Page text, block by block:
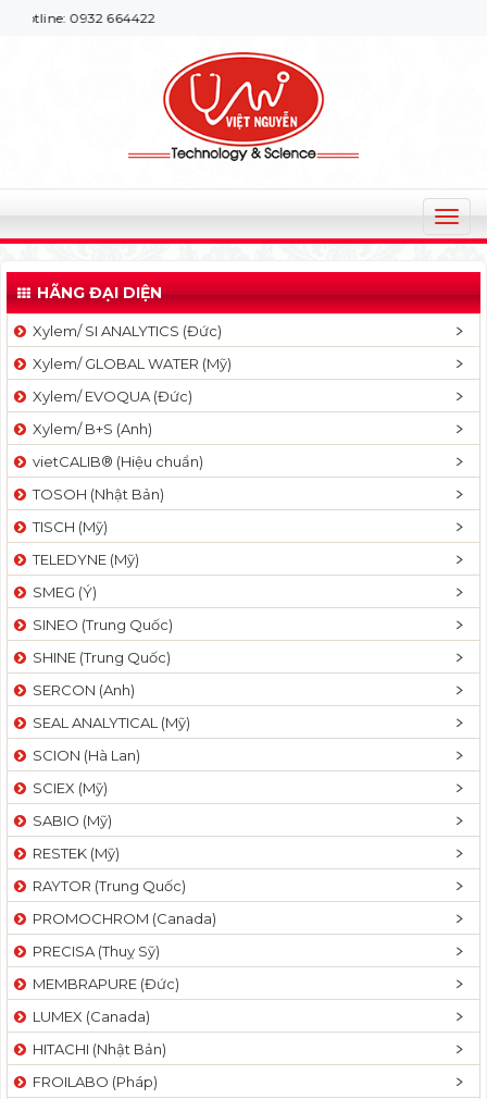
664422
T
o
g
l
v
a
t
n
HÃNG ĐẠI DIỆN
Xylem/ SI ANALYTICS (Đức)
Xylem/ GLOBAL WATER (Mỹ)
Xylem/ EVOQUA (Đức)
Xylem/ B+S (Anh)
vietCALIB® (Hiệu chuẩn)
TOSOH (Nhật Bản)
TISCH (Mỹ)
TELEDYNE (Mỹ)
SMEG (Ý)
SINEO (Trung Quốc)
SHINE (Trung Quốc)
SERCON (Anh)
SEAL ANALYTICAL (Mỹ)
SCION (Hà Lan)
SCIEX (Mỹ)
SABIO (Mỹ)
RESTEK (Mỹ)
RAYTOR (Trung Quốc)
PROMOCHROM (Canada)
PRECISA (Thuỵ Sỹ)
MEMBRAPURE (Đức)
LUMEX (Canada)
HITACHI (Nhật Bản)
FROILABO (Pháp)